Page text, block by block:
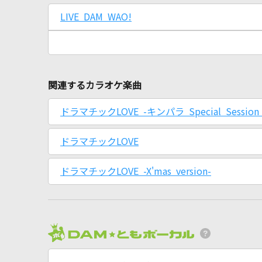
LIVE DAM WAO!
関連するカラオケ楽曲
ドラマチックLOVE -キンパラ Special
ドラマチックLOVE
ドラマチックLOVE -X'mas version-